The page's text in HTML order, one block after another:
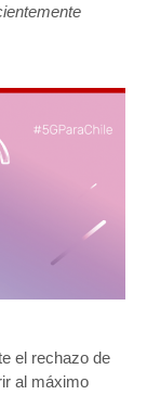
el rechazo de
al máximo